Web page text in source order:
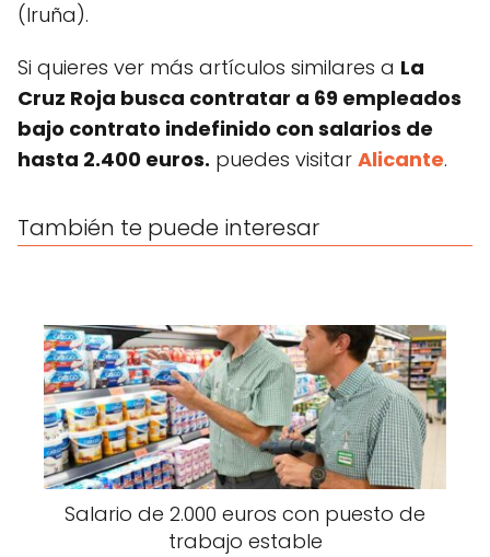
(Iruña).
Si quieres ver más artículos similares a La
Cruz Roja busca contratar a 69 empleados
bajo contrato indefinido con salarios de
hasta 2.400 euros. puedes visitar Alicante.
También te puede interesar
Salario de 2.000 euros con puesto de
trabajo estable